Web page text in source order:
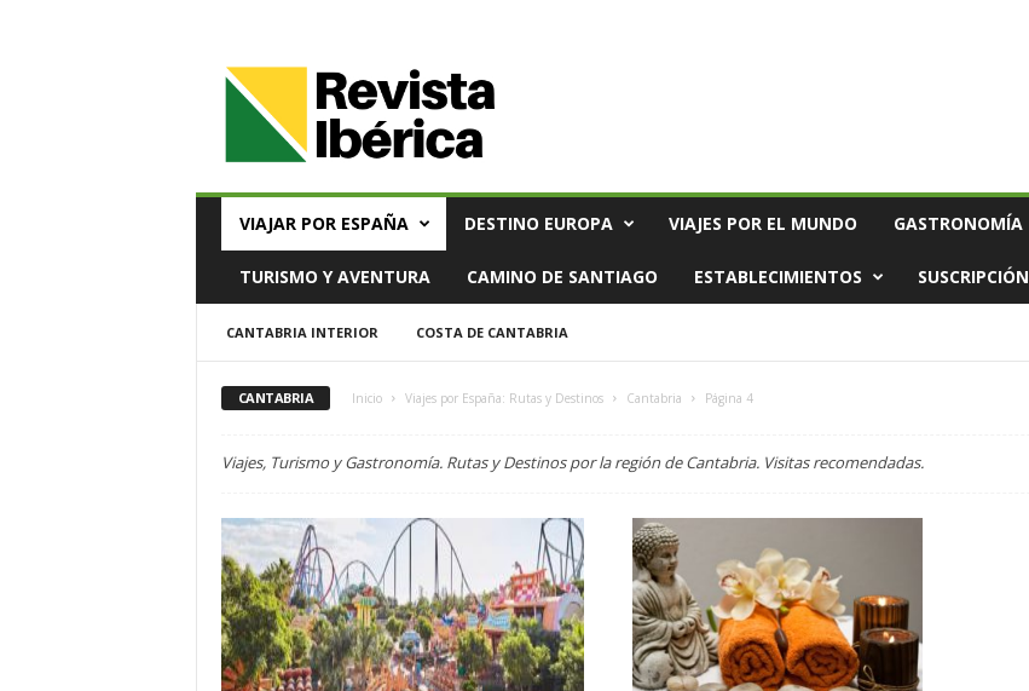
m
VIAJAR POR ESPAÑA DESTINO EUROPA VIAJES POR EL MUNDO GASTRONOMÍA
TURISMO Y AVENTURA CAMINO DE SANTIAGO ESTABLECIMIENTOS SUSCRIPCIÓN
CANTABRIA INTERIOR COSTA DE CANTABRIA
CANTABRIA Inicio Viajes por España: Rutas y Destinos Cantabria Página 4
Viajes, Turismo y Gastronomía. Rutas y Destinos por la región de Cantabria. Visitas recomendadas.